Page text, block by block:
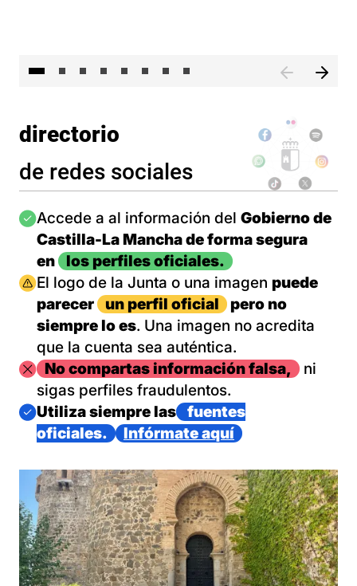
directorio
de redes sociales
Imagen
Accede a al información del Gobierno de
Castilla-La Mancha de forma segura
en
los perfiles oficiales.
Imagen
El logo de la Junta o una imagen puede
parecer
un perfil oficial
pero no
siempre lo es. Una imagen no acredita
que la cuenta sea auténtica.
ImagenNo compartas información falsa,
ni
sigas perfiles fraudulentos.
Imagen
Utiliza siempre las
fuentes
oficiales.
Infórmate aquí